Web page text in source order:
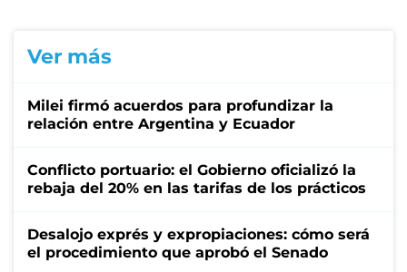
Ver más
Milei firmó acuerdos para profundizar la
relación entre Argentina y Ecuador
Conflicto portuario: el Gobierno oficializó la
rebaja del 20% en las tarifas de los prácticos
Desalojo exprés y expropiaciones: cómo será
el procedimiento que aprobó el Senado